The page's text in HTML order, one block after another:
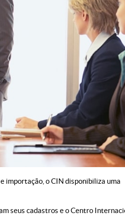
importação, o CIN disponibiliza uma
seus cadastros e o Centro